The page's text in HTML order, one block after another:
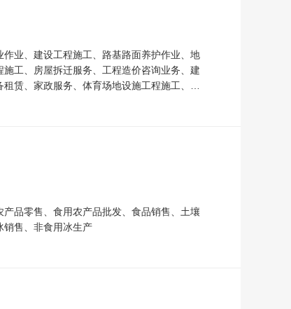
业、建设工程施工、路基路面养护作业、地
工、房屋拆迁服务、工程造价咨询业务、建
赁、家政服务、体育场地设施工程施工、金
品零售、食用农产品批发、食品销售、土壤
销售、非食用冰生产